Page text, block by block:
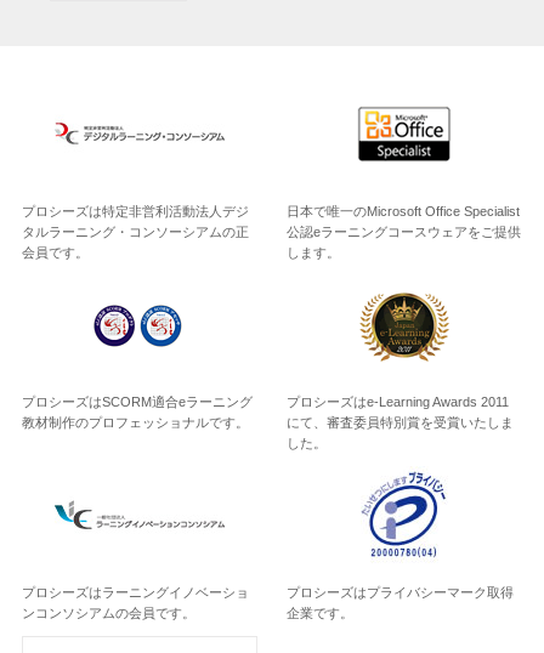
プロシーズは特定非営利活動法人デジ
タルラーニング・コンソーシアムの正
会員です。
日本で唯一のMicrosoft Office Specialist
公認eラーニングコースウェアをご提供
します。
プロシーズはSCORM適合eラーニング
教材制作のプロフェッショナルです。
プロシーズはe-Learning Awards 2011
にて、審査委員特別賞を受賞いたしま
した。
プロシーズはラーニングイノベーショ
ンコンソシアムの会員です。
プロシーズはプライバシーマーク取得
企業です。